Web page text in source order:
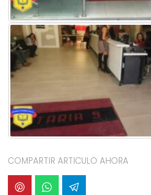
COMPARTIR ARTICULO AHORA